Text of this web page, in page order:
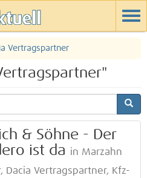
Vertragspartner
& Söhne - Der
ist da
in Marzahn
Dacia Vertragspartner, Kfz-